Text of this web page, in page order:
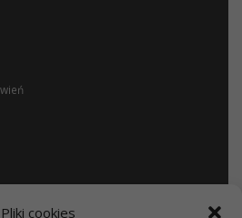
Pliki cookies